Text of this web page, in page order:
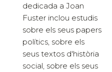
dedicada a Joan
Fuster inclou estudis
sobre els seus papers
polítics, sobre els
seus textos d'història
social, sobre els seus